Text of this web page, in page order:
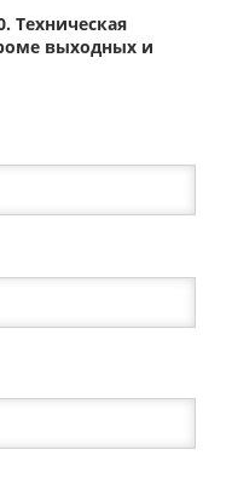
Техническая
выходных и